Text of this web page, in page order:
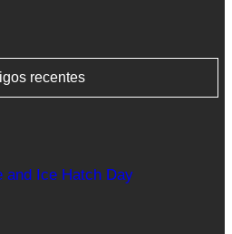
recentes
and Ice Hatch Day